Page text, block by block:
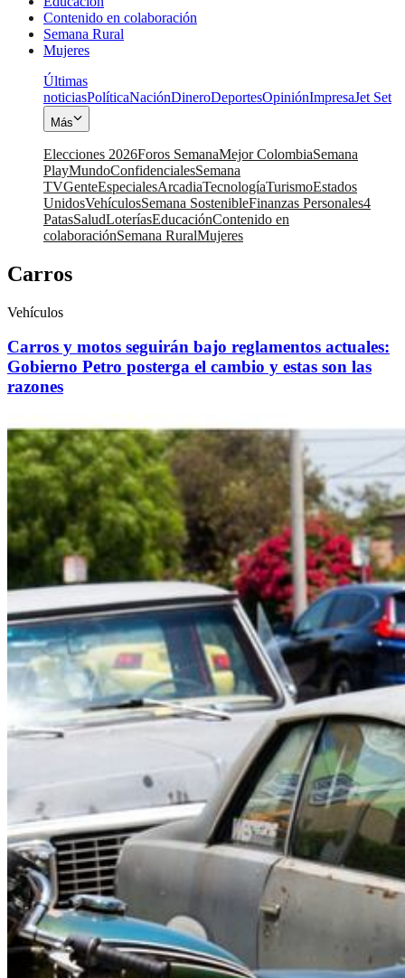
Contenido en colaboración
Semana Rural
Mujeres
Últimas
noticiasPolíticaNaciónDineroDeportesOpiniónImpresaJet Set
Más
Elecciones 2026Foros SemanaMejor ColombiaSemana
PlayMundoConfidencialesSemana
TVGenteEspecialesArcadiaTecnologíaTurismoEstados
UnidosVehículosSemana SostenibleFinanzas Personales4
PatasSaludLoteríasEducaciónContenido en
colaboraciónSemana RuralMujeres
Carros
Vehículos
Carros y motos seguirán bajo reglamentos actuales:
Gobierno Petro posterga el cambio y estas son las
razones